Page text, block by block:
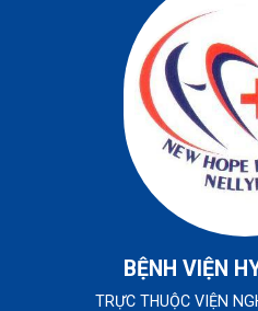
BỆNH VIỆN
TRỰC THUỘC VIỆN